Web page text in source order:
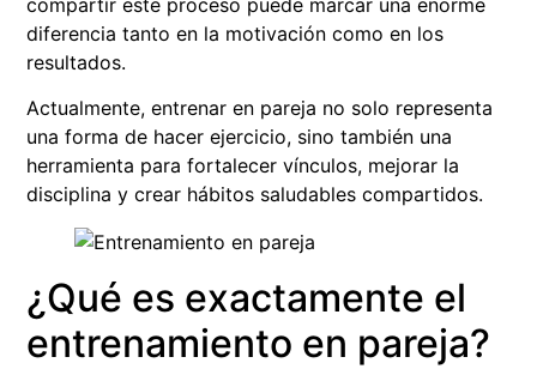
diferencia tanto en la motivación como en los
resultados.
Actualmente, entrenar en pareja no solo representa
una forma de hacer ejercicio, sino también una
herramienta para fortalecer vínculos, mejorar la
disciplina y crear hábitos saludables compartidos.
¿Qué es exactamente el
entrenamiento en pareja?